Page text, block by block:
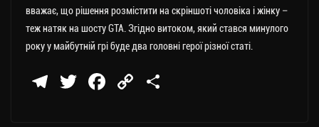
вважає, що рішення розмістити на скріншоті чоловіка і жінку –
теж натяк на шосту GTA. Згідно витоком, який стався минулого
року у майбутній грі буде два головні герої різної статі.
Te
T
Fa
C